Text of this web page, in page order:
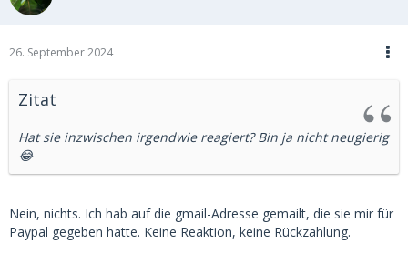
26. September 2024
Zitat
Hat sie inzwischen irgendwie reagiert? Bin ja nicht neugierig
😂
Nein, nichts. Ich hab auf die gmail-Adresse gemailt, die sie mir für
Paypal gegeben hatte. Keine Reaktion, keine Rückzahlung.